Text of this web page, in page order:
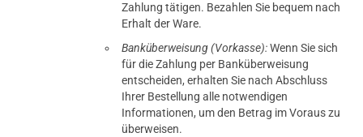
Zahlung tätigen. Bezahlen Sie bequem nach
Erhalt der Ware.
Banküberweisung (Vorkasse):Wenn Sie sich
für die Zahlung per Banküberweisung
entscheiden, erhalten Sie nach Abschluss
Ihrer Bestellung alle notwendigen
Informationen, um den Betrag im Voraus zu
überweisen.